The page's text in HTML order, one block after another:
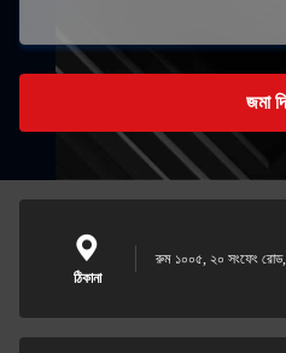
জমা
ঠিকানা
রুম ১০০৫, ২০ সংফেং রোড,